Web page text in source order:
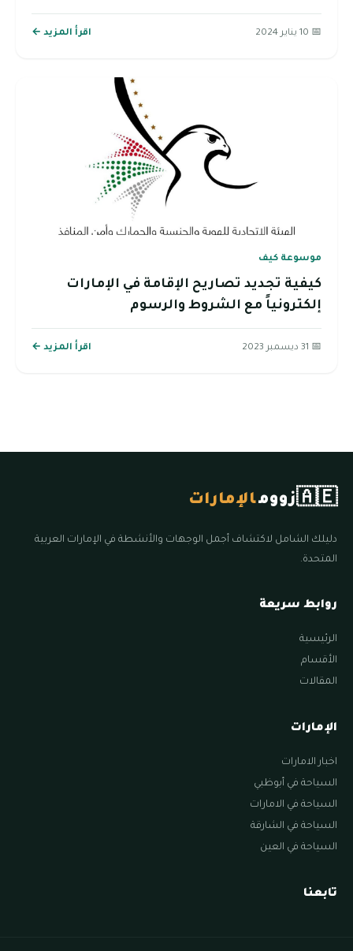
📅 10 يناير 2024 اقرأ المزيد ←
موسوعة كيف
كيفية تجديد تصاريح الإقامة في الإمارات
إلكترونياً مع الشروط والرسوم
📅 31 ديسمبر 2023 اقرأ المزيد ←
🇦🇪زوومالإمارات
دليلك الشامل لاكتشاف أجمل الوجهات والأنشطة في الإمارات العربية
المتحدة.
روابط سريعة
الرئيسية
الأقسام
المقالات
الإمارات
اخبار الامارات
السياحة في أبوظبي
السياحة في الامارات
السياحة في الشارقة
السياحة في العين
تابعنا